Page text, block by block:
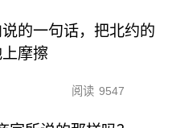
的一句话，把北约的
摩擦
阅读 9547